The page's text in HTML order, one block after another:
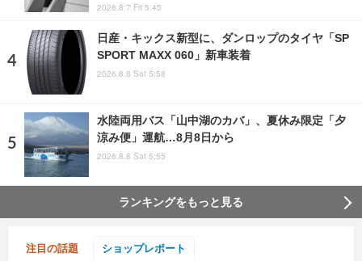
2026.8.7 Fri 5:45
日産・キックス新型に、ダンロップのタイヤ「SP
SPORT MAXX 060」新車装着
2026.8.8 Sat 5:58
水陸両用バス「山中湖のカバ」、夏休み限定「夕
涼み便」運航…8月8日から
2026.8.8 Sat 5:55
ランキングをもっと見る
注目の話題 ショップレポート